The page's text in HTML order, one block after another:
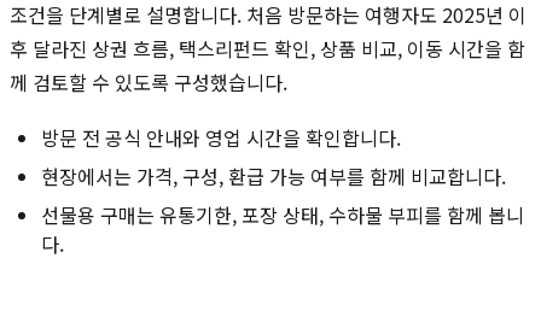
조건을 단계별로 설명합니다. 처음 방문하는 여행자도 2025년 이
후 달라진 상권 흐름, 택스리펀드 확인, 상품 비교, 이동 시간을 함
께 검토할 수 있도록 구성했습니다.
방문 전 공식 안내와 영업 시간을 확인합니다.
현장에서는 가격, 구성, 환급 가능 여부를 함께 비교합니다.
선물용 구매는 유통기한, 포장 상태, 수하물 부피를 함께 봅니
다.